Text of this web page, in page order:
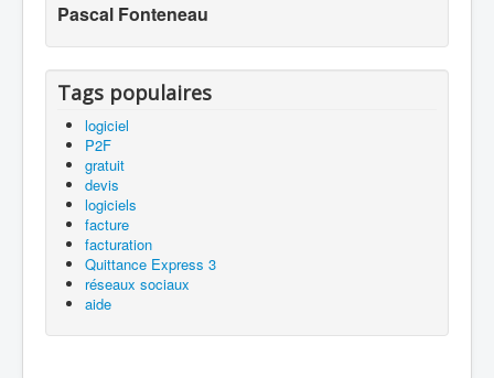
Pascal Fonteneau
Tags populaires
logiciel
P2F
gratuit
devis
logiciels
facture
facturation
Quittance Express 3
réseaux sociaux
aide